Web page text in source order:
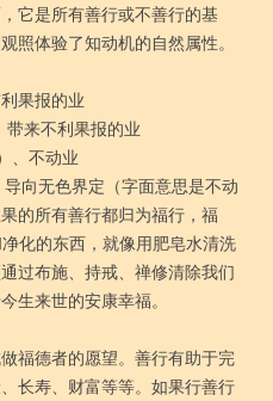
它是所有善行或不善行的基
照体验了知动机的自然属性。
果报的业
来不利果报的业
、不动业
向无色界定（字面意思是不动
的所有善行都归为福行，福
化的东西，就像用肥皂水清洗
过布施、持戒、禅修清除我们
生来世的安康幸福。
福德者的愿望。善行有助于完
长寿、财富等等。如果行善行